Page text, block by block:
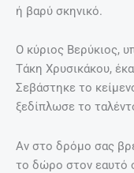
ή βαρύ σκηνικό.
Ο κύριος Βερύκιος,
Τάκη Χρυσικάκου,
Σεβάστηκε το
ξεδίπλωσε το
Αν στο δρόμο σας
το δώρο στον εαυτό